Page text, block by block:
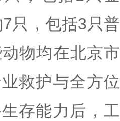
只，包括3只普
物均在北京市
救护与全方位
存能力后，工